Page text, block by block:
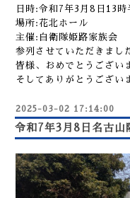
日時:令和7年3月8日13時
場所:花北ホール
主催:自衛隊姫路家族会
参列させていただきまし
皆様、おめでとうござい
そしてありがとうござい
2025-03-02 17:14:00
令和7年3月8日名古山